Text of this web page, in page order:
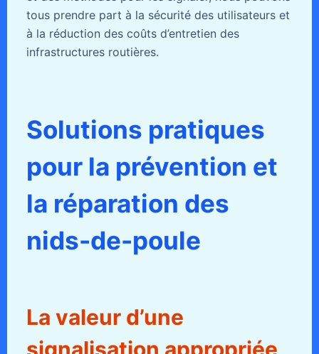
tous prendre part à la sécurité des utilisateurs et
à la réduction des coûts d’entretien des
infrastructures routières.
Solutions pratiques
pour la prévention et
la réparation des
nids-de-poule
La valeur d’une
signalisation appropriée